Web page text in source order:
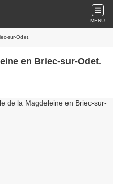
MENU
sur-Odet.
en Briec-sur-Odet.